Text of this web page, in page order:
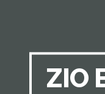
ZIO